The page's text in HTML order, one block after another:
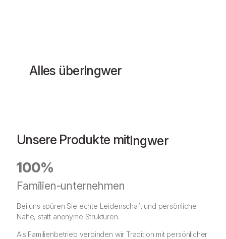
Alles überIngwer
Unsere Produkte mitIngwer
100%
Familien-unternehmen
Bei uns spüren Sie echte Leidenschaft und persönliche
Nähe, statt anonyme Strukturen.
Als Familienbetrieb verbinden wir Tradition mit persönlicher